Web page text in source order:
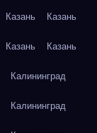
Казань Казань
Казань Казань
Калининград
Калининград